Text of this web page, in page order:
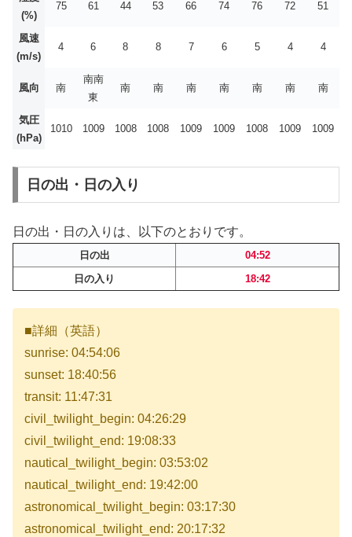
(%)
75 61 44 53 66 74 76 72 51
風速
(m/s)
4 6 8 8 7 6 5 4 4
風向 南
南南
東
南 南 南 南 南 南 南
気圧
(hPa)
1010 1009 1008 1008 1009 1009 1008 1009 1009
日の出・日の入り
日の出・日の入りは、以下のとおりです。
日の出
04:52
日の入り
18:42
■詳細（英語）
sunrise: 04:54:06
sunset: 18:40:56
transit: 11:47:31
civil_twilight_begin: 04:26:29
civil_twilight_end: 19:08:33
nautical_twilight_begin: 03:53:02
nautical_twilight_end: 19:42:00
astronomical_twilight_begin: 03:17:30
astronomical_twilight_end: 20:17:32